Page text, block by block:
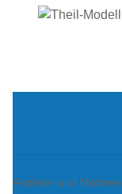
Antriebe und Motoren